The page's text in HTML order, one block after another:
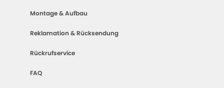
Montage & Aufbau
Reklamation & Rücksendung
Rückrufservice
FAQ